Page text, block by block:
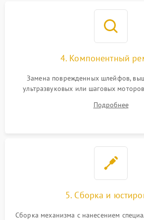
4. Компонентный
Замена поврежденных шлейфов,
ультразвуковых или шаговых
геометрии направляющих при
неисправного блока диафрагмы,
Подробнее
5. Сборка и
Сборка механизма с нанесением